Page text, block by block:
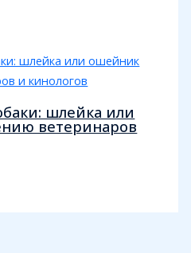
шлейка или
ветеринаров